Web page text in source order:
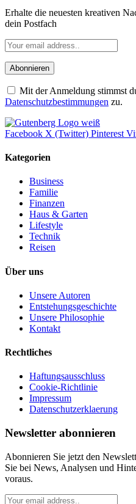
Erhalte die neuesten kreativen
dein Postfach
Mit der Anmeldung stimmst
Datenschutzbestimmungen zu.
Facebook X (Twitter) Pinterest
Kategorien
Business
Familie
Finanzen
Haus & Garten
Lifestyle
Technik
Reisen
Über uns
Unsere Autoren
Entstehungsgeschichte
Unsere Philosophie
Kontakt
Rechtliches
Haftungsausschluss
Cookie-Richtlinie
Impressum
Datenschutzerklaerung
Newsletter abonnieren
Abonnieren Sie jetzt den
Sie bei News, Analysen und
voraus.